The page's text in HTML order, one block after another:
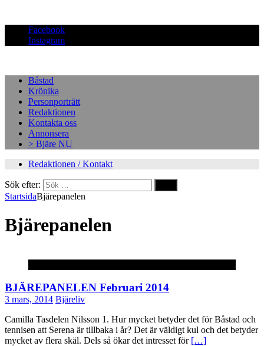
Facebook
Instagram
Båstad
Krönika
Personporträtt
Redaktionen
Kontakta oss
Annonsera
> Bjäre NU
Redaktionen / Kontakt
Sök efter:
StartsidaBjärepanelen
Bjärepanelen
BJÄREPANELEN Februari 2014
3 mars, 2014 Bjäreliv
Camilla Tasdelen Nilsson 1. Hur mycket betyder det för Båstad och
tennisen att Serena är tillbaka i år? Det är väldigt kul och det betyder
mycket av flera skäl. Dels så ökar det intresset för […]